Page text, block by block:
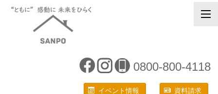
0800-800-4118
イベント情報 資料請求